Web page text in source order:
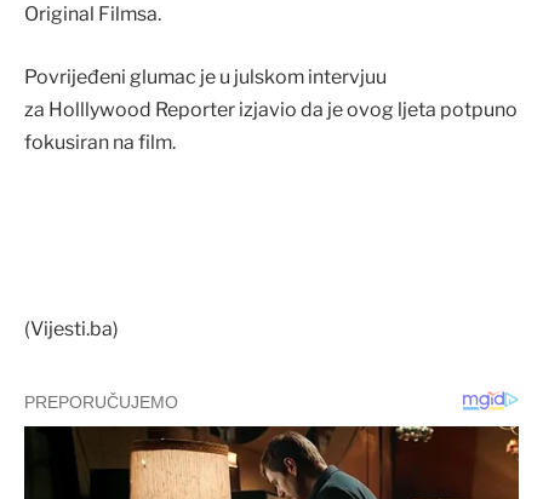
Original Filmsa.
Povrijeđeni glumac je u julskom intervjuu
za Holllywood Reporter izjavio da je ovog ljeta potpuno
fokusiran na film.
(Vijesti.ba)